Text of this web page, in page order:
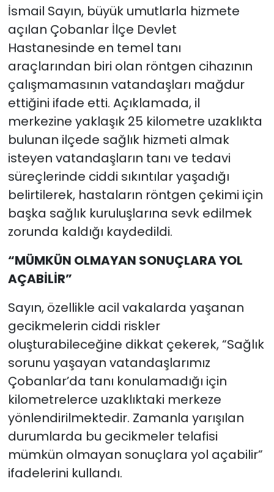
İsmail Sayın, büyük umutlarla hizmete
açılan Çobanlar İlçe Devlet
Hastanesinde en temel tanı
araçlarından biri olan röntgen cihazının
çalışmamasının vatandaşları mağdur
ettiğini ifade etti. Açıklamada, il
merkezine yaklaşık 25 kilometre uzaklıkta
bulunan ilçede sağlık hizmeti almak
isteyen vatandaşların tanı ve tedavi
süreçlerinde ciddi sıkıntılar yaşadığı
belirtilerek, hastaların röntgen çekimi için
başka sağlık kuruluşlarına sevk edilmek
zorunda kaldığı kaydedildi.
“MÜMKÜN OLMAYAN SONUÇLARA YOL
AÇABİLİR”
Sayın, özellikle acil vakalarda yaşanan
gecikmelerin ciddi riskler
oluşturabileceğine dikkat çekerek, “Sağlık
sorunu yaşayan vatandaşlarımız
Çobanlar’da tanı konulamadığı için
kilometrelerce uzaklıktaki merkeze
yönlendirilmektedir. Zamanla yarışılan
durumlarda bu gecikmeler telafisi
mümkün olmayan sonuçlara yol açabilir”
ifadelerini kullandı.